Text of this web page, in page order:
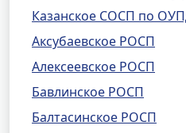
Казанское СОСП по
Аксубаевское РОСП
Алексеевское РОСП
Бавлинское РОСП
Балтасинское РОСП